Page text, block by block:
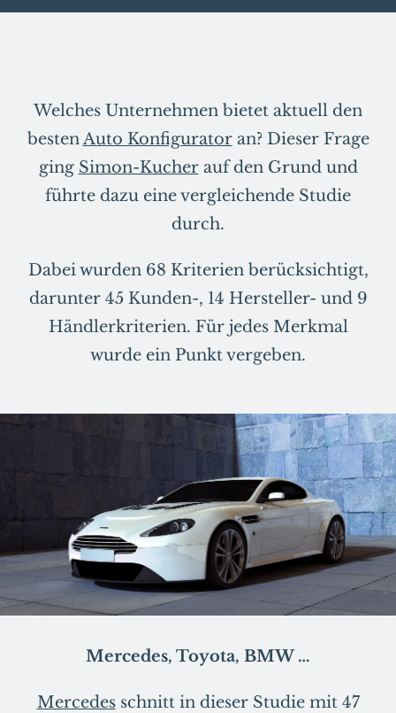
Welches Unternehmen bietet aktuell den
bestenAuto Konfiguratoran? Dieser Frage
ging Simon-Kucherauf den Grund und
führte dazu eine vergleichende Studie
durch.
Dabei wurden 68 Kriterien berücksichtigt,
darunter 45 Kunden-, 14 Hersteller- und 9
Händlerkriterien. Für jedes Merkmal
wurde ein Punkt vergeben.
Mercedes, Toyota, BMW …
Mercedesschnitt in dieser Studie mit 47